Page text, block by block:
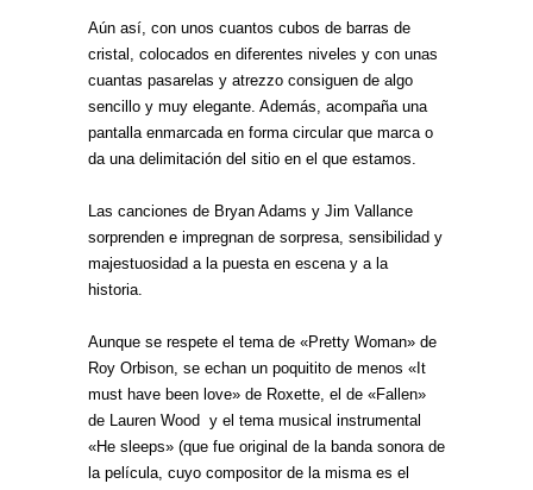
Aún así, con unos cuantos cubos de barras de
cristal, colocados en diferentes niveles y con unas
cuantas pasarelas y atrezzo consiguen de algo
sencillo y muy elegante. Además, acompaña una
pantalla enmarcada en forma circular que marca o
da una delimitación del sitio en el que estamos.
Las canciones de Bryan Adams y Jim Vallance
sorprenden e impregnan de sorpresa, sensibilidad y
majestuosidad a la puesta en escena y a la
historia.
Aunque se respete el tema de «Pretty Woman» de
Roy Orbison, se echan un poquitito de menos «It
must have been love» de Roxette, el de «Fallen»
de Lauren Wood y el tema musical instrumental
«He sleeps» (que fue original de la banda sonora de
la película, cuyo compositor de la misma es el